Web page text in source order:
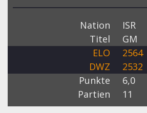
Nation
ISR
Titel
GM
ELO
2564
DWZ
2532
Punkte
6,0
Partien
11